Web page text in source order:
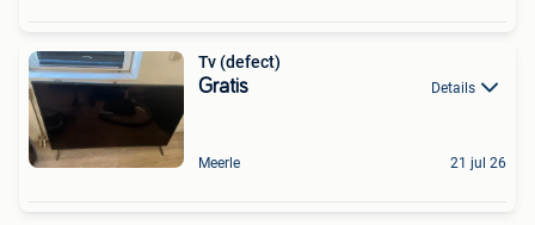
Tv (defect)
Gratis Details
Meerle 21 jul 26